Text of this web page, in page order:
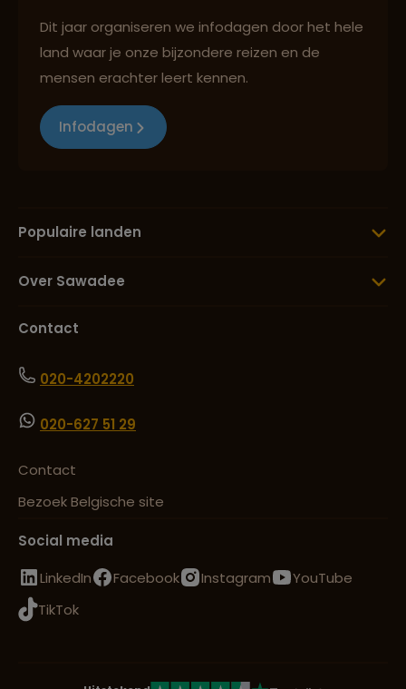
Dit jaar organiseren we infodagen door het hele
land waar je onze bijzondere reizen en de
mensen erachter leert kennen.
Infodagen
Populaire landen
Over Sawadee
Contact
020-4202220
020-627 51 29
Contact
Bezoek Belgische site
Social media
LinkedIn
Facebook Instagram
YouTube
TikTok